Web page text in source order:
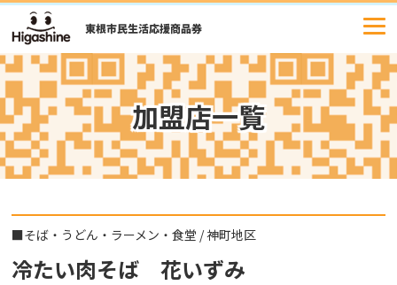
コ
ン
テ
ン
ツ
へ
ス
キ
ッ
加盟店一覧
■そば・うどん・ラーメン・食堂 /神町地区
冷たい肉そば 花いずみ